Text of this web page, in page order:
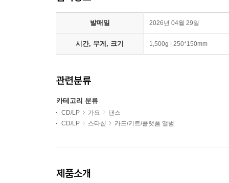
발매일 2026년 04월 29일
시간, 무게, 크기 1,500g | 250*150mm
관련분류
카테고리 분류
CD/LP 가요
댄스
CD/LP
스타샵 카드/키트/플랫폼 앨범
제품소개